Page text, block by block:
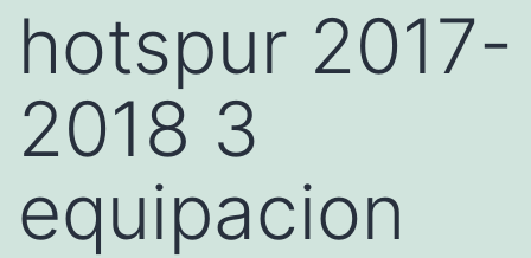
hotspur 2017-
2018 3
equipacion